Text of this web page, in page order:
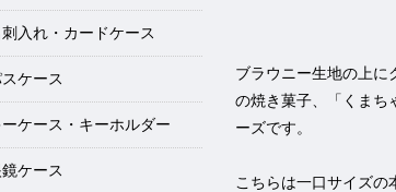
ブラウニー生地の上に
の焼き菓子、「くまち
ーズです。
こちらは一口サイズの
入れ・カードケース
ケース
ーケース・キーホルダー
ケース